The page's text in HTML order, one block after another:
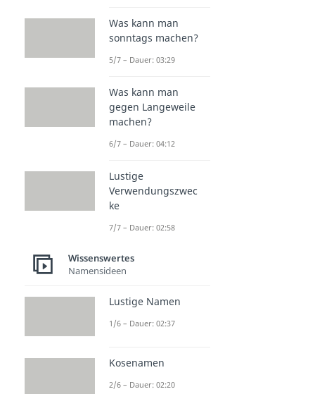
Was kann man
sonntags machen?
5/7 – Dauer: 03:29
Was kann man
gegen Langeweile
machen?
6/7 – Dauer: 04:12
Lustige
Verwendungszwec
ke
7/7 – Dauer: 02:58
Wissenswertes
Namensideen
Lustige Namen
1/6 – Dauer: 02:37
Kosenamen
2/6 – Dauer: 02:20